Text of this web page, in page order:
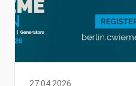
27.04.2026